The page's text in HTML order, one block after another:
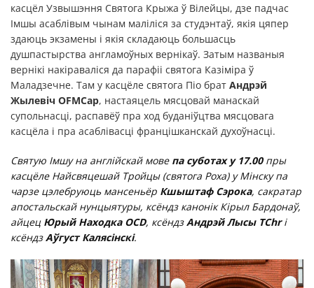
касцёл Узвышэння Святога Крыжа ў Вілейцы, дзе падчас
Імшы асаблівым чынам маліліся за студэнтаў, якія цяпер
здаюць экзамены і якія складаюць большасць
душпастырства англамоўных вернікаў. Затым названыя
вернікі накіраваліся да парафіі святога Казіміра ў
Маладзечне. Там у касцёле святога Піо брат Андрэй
Жылевіч OFMCap, настаяцель мясцовай манаскай
супольнасці, распавёў пра ход буданіўцтва мясцовага
касцёла і пра асаблівасці францішканскай духоўнасці.
Святую Імшу на англійскай мове па суботах у 17.00пры
касцёле Найсвяцешай Тройцы (святога Роха) у Мінску па
чарзе цэлебруюць мансеньёр Кшыштаф Сэрока, сакратар
апостальскай нунцыятуры, ксёндз канонік Кірыл Бардонаў,
айцец Юрый Находка OCD, ксёндзАндрэй Лысы TChrі
ксёндзАўгуст Калясінскі.